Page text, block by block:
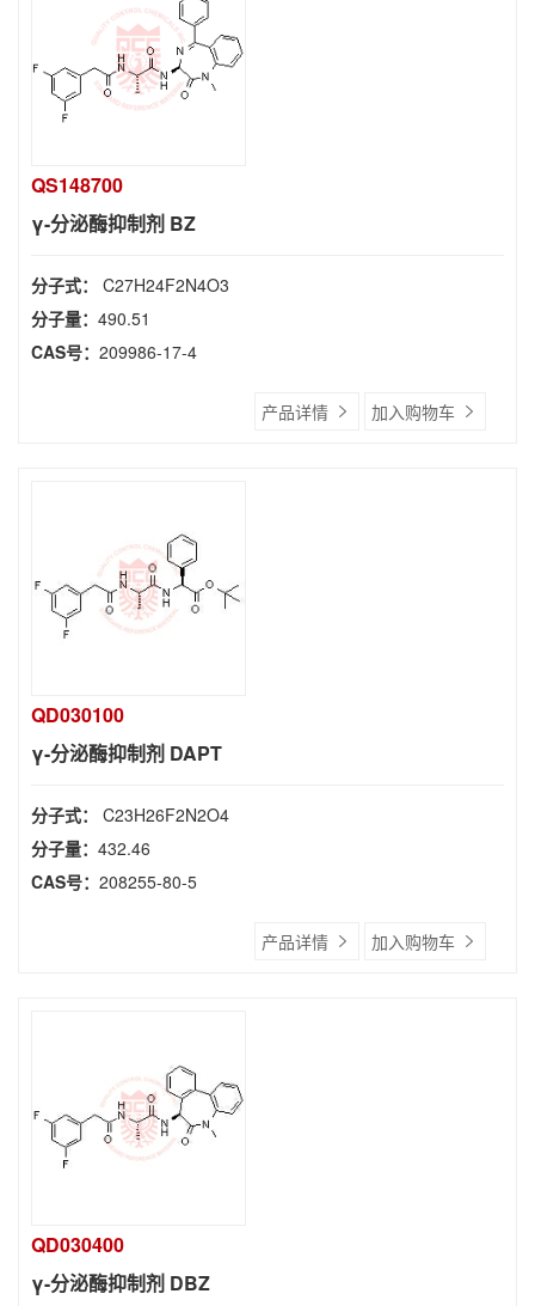
QS148700
γ-分泌酶抑制剂 BZ
分子式： C27H24F2N4O3
分子量： 490.51
CAS号： 209986-17-4
产品详情 加入购物车
QD030100
γ-分泌酶抑制剂 DAPT
分子式： C23H26F2N2O4
分子量： 432.46
CAS号： 208255-80-5
产品详情 加入购物车
QD030400
γ-分泌酶抑制剂 DBZ